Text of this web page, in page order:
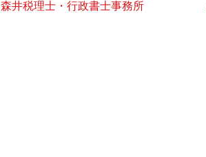
森井税理士・行政書士事務所